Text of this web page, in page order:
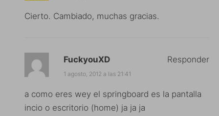
Cierto. Cambiado, muchas gracias.
FuckyouXD
1 agosto, 2012 a las 21:41
a como eres wey el springboard es la pantalla
incio o escritorio (home) ja ja ja
Responder